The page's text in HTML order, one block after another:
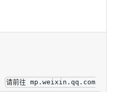
请前往 mp.weixin.qq.com